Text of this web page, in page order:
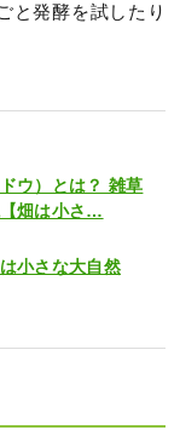
と発酵を試したり
ウ）とは？ 雑草
畑は小さ…
小さな大自然